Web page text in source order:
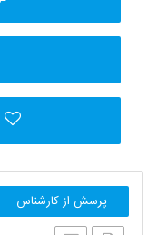
پرسش از کارشناس